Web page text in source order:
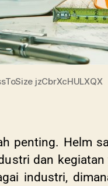
jzCbrXcHULXQX
penting. Helm
dan
industri,